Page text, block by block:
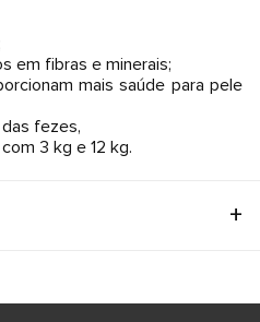
em fibras e minerais;
mais saúde para pele
fezes,
3 kg e 12 kg.